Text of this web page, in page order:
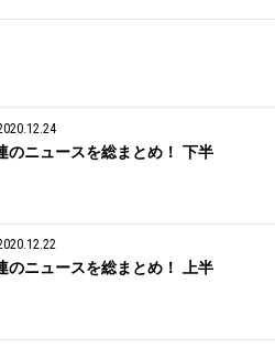
のニュースを総まとめ！ 下半
のニュースを総まとめ！ 上半